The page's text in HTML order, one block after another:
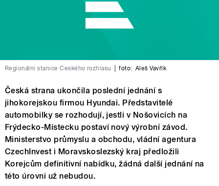
Regionální stanice Českého rozhlasu foto: Aleš Vavřík
Česká strana ukončila poslední jednání s
jihokorejskou firmou Hyundai. Představitelé
automobilky se rozhodují, jestli v Nošovicích na
Frýdecko-Místecku postaví nový výrobní závod.
Ministerstvo průmyslu a obchodu, vládní agentura
CzechInvest i Moravskoslezský kraj předložili
Korejcům definitivní nabídku, žádná další jednání na
této úrovni už nebudou.